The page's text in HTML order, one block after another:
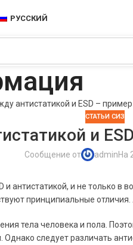
РУССКИЙ
антистатикой и ESD – пример
СТАТЬИ СИЗ
и
Сообщение от adminНа
антистатикой, и не только в
принципиальные
тела человека и пола.
следует различать